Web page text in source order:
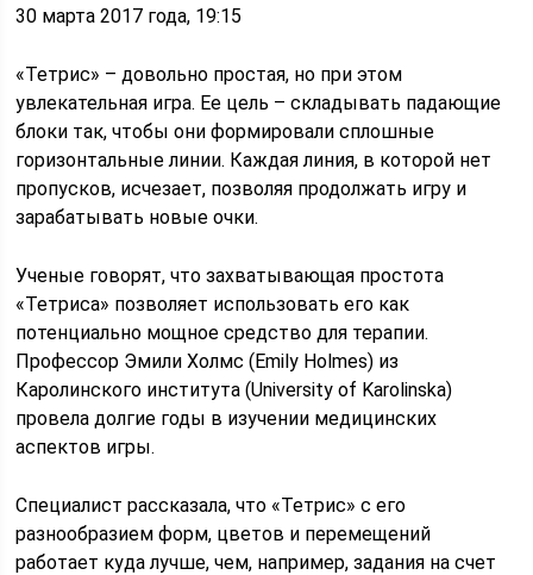
30 марта 2017 года, 19:15
«Тетрис» – довольно простая, но при этом
увлекательная игра. Ее цель – складывать падающие
блоки так, чтобы они формировали сплошные
горизонтальные линии. Каждая линия, в которой нет
пропусков, исчезает, позволяя продолжать игру и
зарабатывать новые очки.
Ученые говорят, что захватывающая простота
«Тетриса» позволяет использовать его как
потенциально мощное средство для терапии.
Профессор Эмили Холмс (Emily Holmes) из
Каролинского института (University of Karolinska)
провела долгие годы в изучении медицинских
аспектов игры.
Специалист рассказала, что «Тетрис» с его
разнообразием форм, цветов и перемещений
работает куда лучше, чем, например, задания на счет